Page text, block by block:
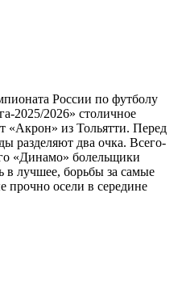
России по футболу
2025/2026» столичное
из Тольятти. Перед
разделяют два очка. Всего-
«Динамо» болельщики
в лучшее, борьбы за самые
прочно осели в середине